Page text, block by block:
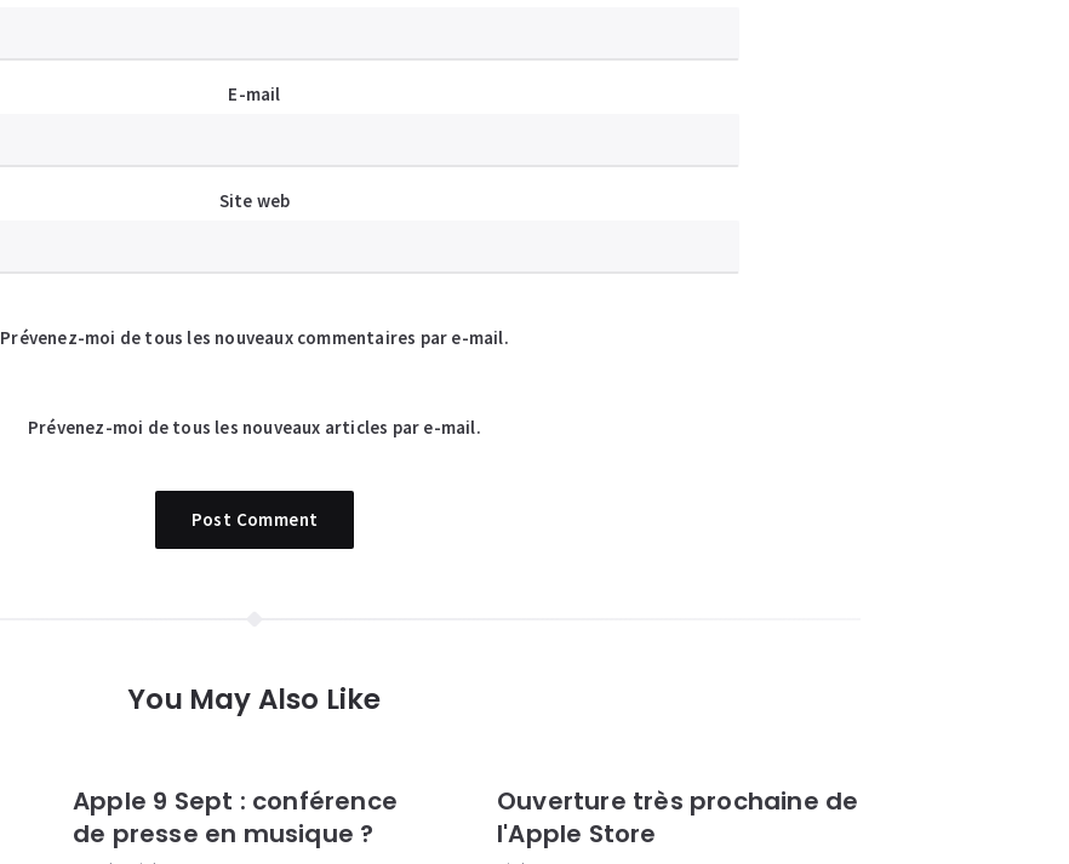
E-mail
Site web
Prévenez-moi de tous les nouveaux commentaires par e-mail.
Prévenez-moi de tous les nouveaux articles par e-mail.
You May Also Like
Apple 9 Sept : conférence
de presse en musique ?
Ouverture très prochaine de
l'Apple Store